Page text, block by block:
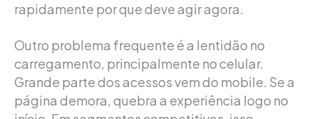
rapidamente por que deve agir agora.
Outro problema frequente é a lentidão no
carregamento, principalmente no celular.
Grande parte dos acessos vem do mobile. Se a
página demora, quebra a experiência logo no